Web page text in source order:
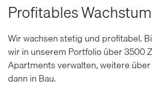
Profitables Wachstum
Wir wachsen stetig und profitabel.
wir in unserem Portfolio über 3500
Apartments verwalten, weitere
dann in Bau.